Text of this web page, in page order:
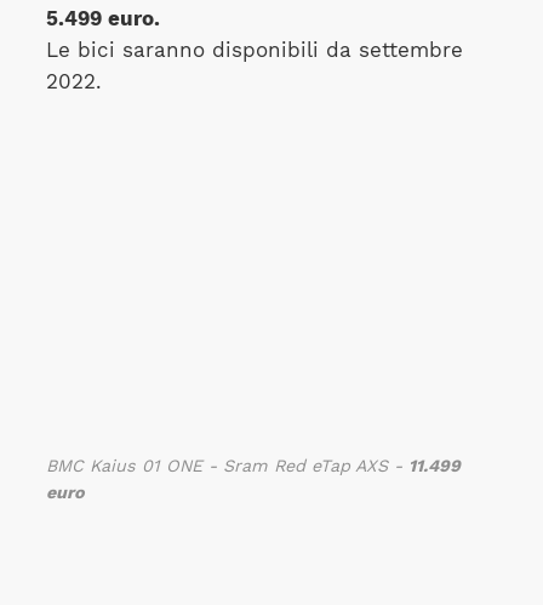
5.499 euro.
Le bici saranno disponibili da settembre
2022.
BMC Kaius 01 ONE - Sram Red eTap AXS - 11.499
euro